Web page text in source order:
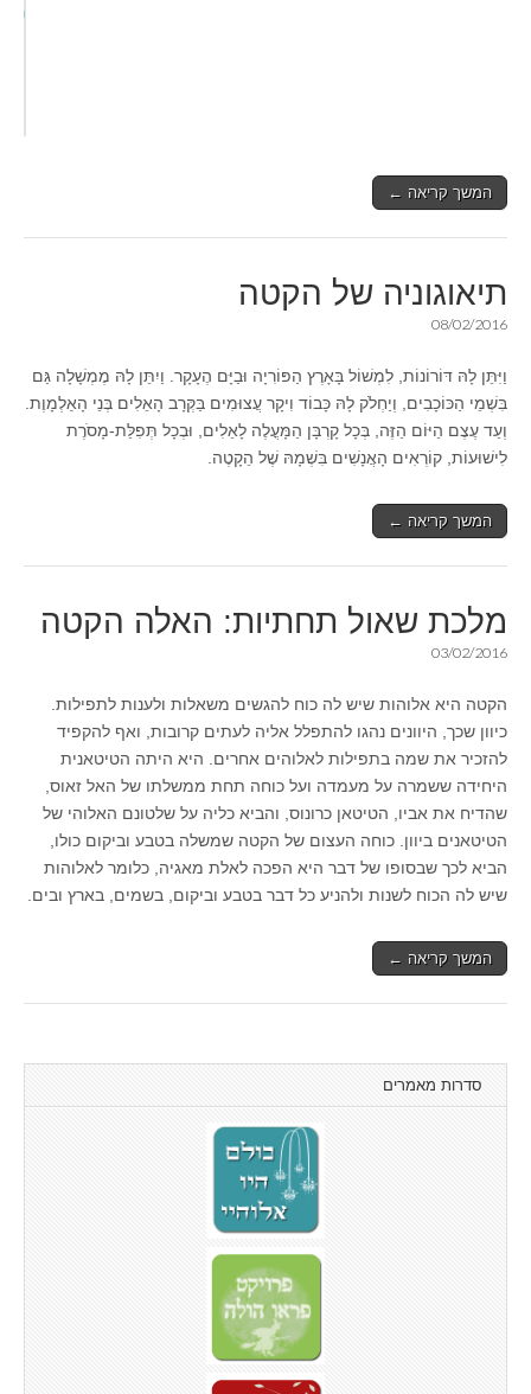
המשך קריאה ←
תיאוגוניה של הקטה
08/02/2016
וַיִּתֵּן לָהּ דּוֹרוֹנוֹת, לִמְשׁוֹל בָּאָרֶץ הַפּוֹרִיָה וּבַיָּם הֶעָקָר. וַיִתֵּן לָהּ מֶמְשָׁלָה גַּם
בִּשְׁמֵי הַכּוֹכָבִים, וְיַחְלֹק לָהּ כָּבוֹד וִיקָר עֲצוּמִים בַּקְּרָב הָאֵלִים בְּנֵי הָאַלְמָוֶת.
וְעַד עֶצֶם הַיּוֹם הַזֶּה, בְּכָל קָרְבָּן הַמָּעֳלֶה לָאֵלִים, וּבְכָל תְּפִלַּת-מָסֹרֶת
לִישׁוּעוֹת, קוֹרְאִים הָאֲנָשִׁים בִּשְׁמָהּ שֶׁל הֵקָטֶה.
המשך קריאה ←
מלכת שאול תחתיות: האלה הקטה
03/02/2016
הקטה היא אלוהות שיש לה כוח להגשים משאלות ולענות לתפילות.
כיוון שכך, היוונים נהגו להתפלל אליה לעתים קרובות, ואף להקפיד
להזכיר את שמה בתפילות לאלוהים אחרים. היא היתה הטיטאנית
היחידה ששמרה על מעמדה ועל כוחה תחת ממשלתו של האל זאוס,
שהדיח את אביו, הטיטאן כרונוס, והביא כליה על שלטונם האלוהי של
הטיטאנים ביוון. כוחה העצום של הקטה שמשלה בטבע וביקום כולו,
הביא לכך שבסופו של דבר היא הפכה לאלת מאגיה, כלומר לאלוהות
שיש לה הכוח לשנות ולהניע כל דבר בטבע וביקום, בשמים, בארץ ובים.
המשך קריאה ←
סדרות מאמרים